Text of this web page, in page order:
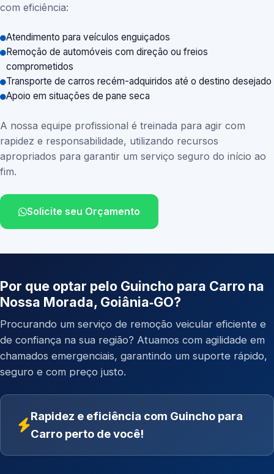
com eficiência:
Atendimento para veículos enguiçados
Remoção de automóveis com direção ou freios
comprometidos
Transporte de carros recém-adquiridos até o destino desejado
Apoio em situações de pane seca
A nossa equipe profissional é treinada para agir com
rapidez e responsabilidade, utilizando recursos
apropriados para garantir um serviço seguro do início ao
fim.
Solicite seu Orçamento
Por que optar pelo Guincho para Carro na
Nossa Morada, Goiânia‑GO?
Procurando um serviço de remoção veicular eficiente e
de confiança na sua região? Atuamos com agilidade em
chamados emergenciais, garantindo um suporte rápido,
seguro e com preço justo.
Rapidez e eficiência com Guincho para
Carro perto de você!